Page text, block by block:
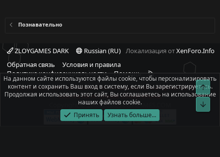
Познавательно
ZLOYGAMES DARK Russian (RU) Локализация отXenForo.Info
Обратная связь
Условия и правила
Политика конфиденциальности
Помощь
R
S
S
При полном или частичном использовании материалов сайта -
ссылка на источник обязательна!
Copyright © 2008-2026, ZLOYGAMES.COM
На данном сайте используются файлы cookie, чтобы персонализировать
контент и сохранить Ваш вход в систему, если Вы зарегистрируетесь.
Продолжая использовать этот сайт, Вы соглашаетесь на использование
наших файлов cookie.
Принять
Узнать больше...